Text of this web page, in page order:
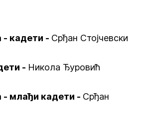
- кадети - Срђан Стојчевски
- Никола Ђуровић
- млађи кадети - Срђан